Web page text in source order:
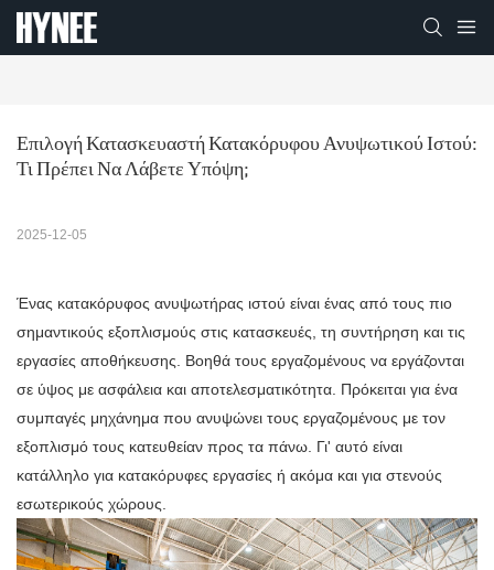
Επιλογή Κατασκευαστή Κατακόρυφου Ανυψωτικού Ιστού:
Τι Πρέπει Να Λάβετε Υπόψη;
2025-12-05
Ένας κατακόρυφος ανυψωτήρας ιστού είναι ένας από τους πιο
σημαντικούς εξοπλισμούς στις κατασκευές, τη συντήρηση και τις
εργασίες αποθήκευσης. Βοηθά τους εργαζομένους να εργάζονται
σε ύψος με ασφάλεια και αποτελεσματικότητα. Πρόκειται για ένα
συμπαγές μηχάνημα που ανυψώνει τους εργαζομένους με τον
εξοπλισμό τους κατευθείαν προς τα πάνω. Γι' αυτό είναι
κατάλληλο για κατακόρυφες εργασίες ή ακόμα και για στενούς
εσωτερικούς χώρους.